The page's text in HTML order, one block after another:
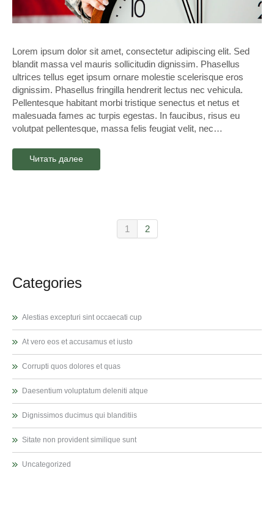
Lorem ipsum dolor sit amet, consectetur adipiscing elit. Sed
blandit massa vel mauris sollicitudin dignissim. Phasellus
ultrices tellus eget ipsum ornare molestie scelerisque eros
dignissim. Phasellus fringilla hendrerit lectus nec vehicula.
Pellentesque habitant morbi tristique senectus et netus et
malesuada fames ac turpis egestas. In faucibus, risus eu
volutpat pellentesque, massa felis feugiat velit, nec…
Читать далее
1 2
Categories
Alestias excepturi sint occaecati cup
At vero eos et accusamus et iusto
Corrupti quos dolores et quas
Daesentium voluptatum deleniti atque
Dignissimos ducimus qui blanditiis
Sitate non provident similique sunt
Uncategorized